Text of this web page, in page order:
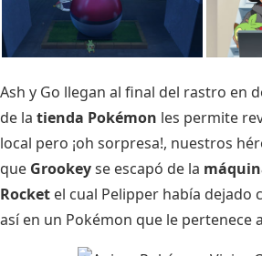
Ash y Go llegan al final del rastro en
de la tienda Pokémon les permite
local pero ¡oh sorpresa!, nuestros
que Grookeyse escapó de la
Rocket el cual Pelipper había dejado
así en un Pokémon que le pertenece